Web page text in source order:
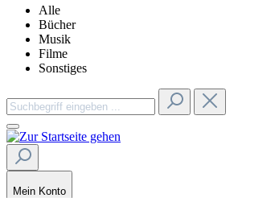
Alle
Bücher
Musik
Filme
Sonstiges
Mein Konto